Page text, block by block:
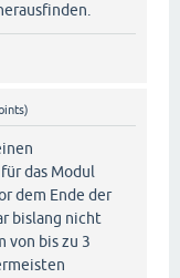
das Modul
dem Ende der
bislang nicht
von bis zu 3